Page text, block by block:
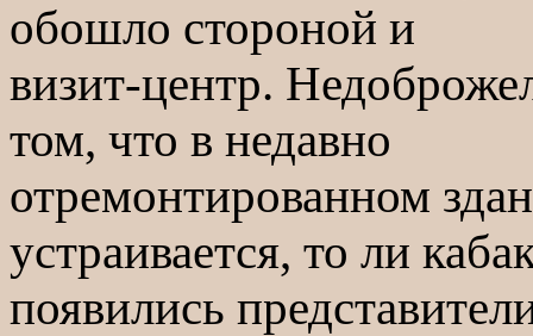
обошло стороной и
визит-центр.
том, что в недавно
отремонтированном
устраивается, то ли
появились